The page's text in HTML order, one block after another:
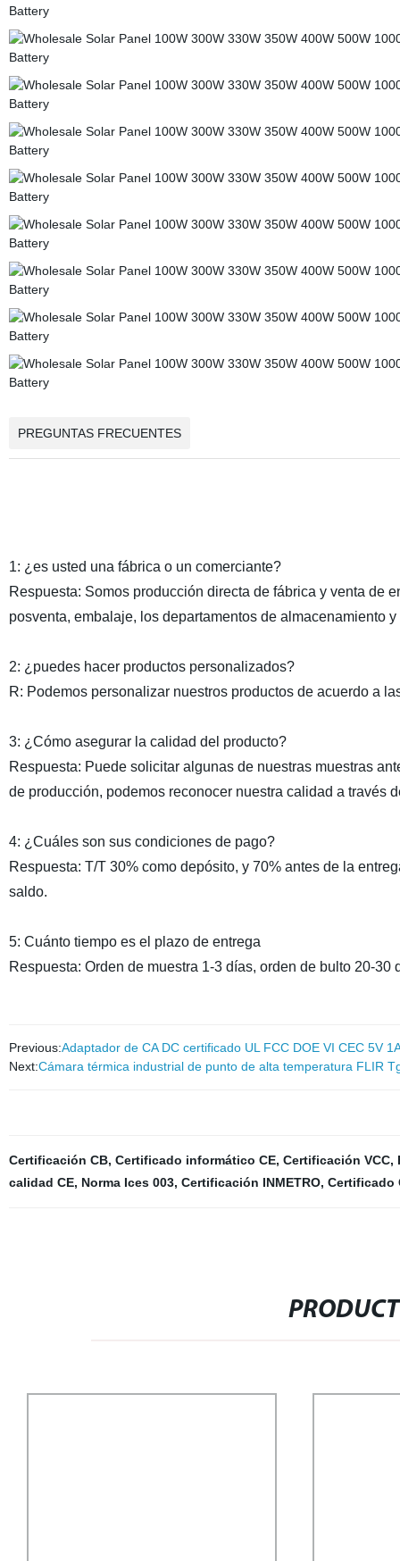
PREGUNTAS FRECUENTES
1: ¿es usted una fábrica o un comerciante?
Respuesta: Somos producción directa de fábrica y venta de
posventa, embalaje, los departamentos de almacenamiento
2: ¿puedes hacer productos personalizados?
R: Podemos personalizar nuestros productos de acuerdo a
3: ¿Cómo asegurar la calidad del producto?
Respuesta: Puede solicitar algunas de nuestras muestras
de producción, podemos reconocer nuestra calidad a través
4: ¿Cuáles son sus condiciones de pago?
Respuesta: T/T 30% como depósito, y 70% antes de la
saldo.
5: Cuánto tiempo es el plazo de entrega
Respuesta: Orden de muestra 1-3 días, orden de bulto 20-30
Previous:Adaptador de CA DC certificado UL FCC DOE VI CEC 5V
Next:Cámara térmica industrial de punto de alta temperatura FLIR
Certificación CB, Certificado informático CE, Certificación VCC,
calidad CE, Norma Ices 003, Certificación INMETRO, Certificado